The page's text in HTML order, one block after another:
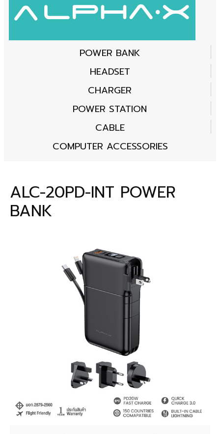
POWER BANK
HEADSET
CHARGER
POWER STATION
CABLE
COMPUTER ACCESSORIES
ALC-20PD-INT POWER
BANK